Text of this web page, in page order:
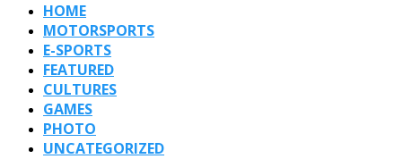
HOME
MOTORSPORTS
E-SPORTS
FEATURED
CULTURES
GAMES
PHOTO
UNCATEGORIZED